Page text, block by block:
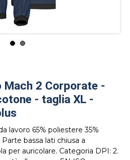
Mach 2 Corporate -
- taglia XL -
lavoro 65% poliestere 35%
bassa lati chiusa a
per auricolare. Categoria DPI: 2.